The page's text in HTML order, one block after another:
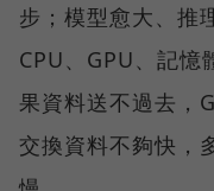
步；模型愈大、推
CPU、GPU、記憶
果資料送不過去，
交換資料不夠快，